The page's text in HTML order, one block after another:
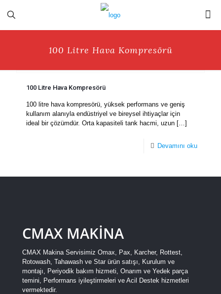
100 Litre Hava Kompresörü
100 Litre Hava Kompresörü
100 litre hava kompresörü, yüksek performans ve geniş
kullanım alanıyla endüstriyel ve bireysel ihtiyaçlar için
ideal bir çözümdür. Orta kapasiteli tank hacmi, uzun […]
Devamını oku
CMAX MAKİNA
CMAX Makina Servisimiz Omax, Pax, Karcher, Rottest,
Rotowash, Tahawash ve Star ürün satışı, Kurulum ve
montajı, Periyodik bakım hizmeti, Onarım ve Yedek parça
temini, Performans iyileştirmeleri ve Acil Destek hizmetleri
vermektedir.